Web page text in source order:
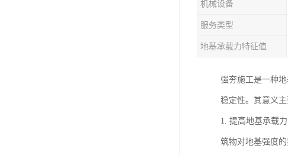
机械设备
服务类型
地基承载力特征值
强夯施工是一种
稳定性。其意义主
1. 提高地基承载
筑物对地基强度的